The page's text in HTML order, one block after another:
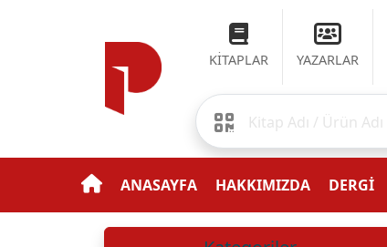
KİTAPLAR YAZARLAR
ANASAYFA HAKKIMIZDA DERGİ